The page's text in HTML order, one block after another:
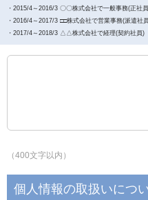
・2015/4～2016/3 〇〇株式会社で一般事務(正社
・2016/4～2017/3 □□株式会社で営業事務(派遣社
・2017/4～2018/3 △△株式会社で経理(契約社員)
（400文字以内）
個人情報の取扱いにつ